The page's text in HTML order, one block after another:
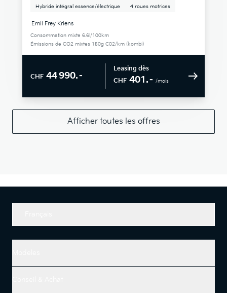
Hybride intégral essence/électrique 4 roues motrices
Emil Frey Kriens
Consommation mixte 6.6l/100km
Émissions de CO2 mixtes 150g C02/km (kombi)
CHF 44 990.–
Leasing dès
CHF 401.– /mois
Afficher toutes les offres